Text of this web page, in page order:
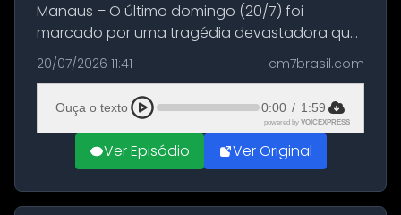
Manaus – O último domingo (20/7) foi
marcado por uma tragédia devastadora que
resultou na morte precoce de dois jovens na
BR-174, na zona rural de Manaus. Um passeio
com destino a um típico café regio...
20/07/2026 11:41 cm7brasil.com
Ouça o texto 0:00 / 1:59
powered by VOICEXPRESS
Ver Episódio Ver Original